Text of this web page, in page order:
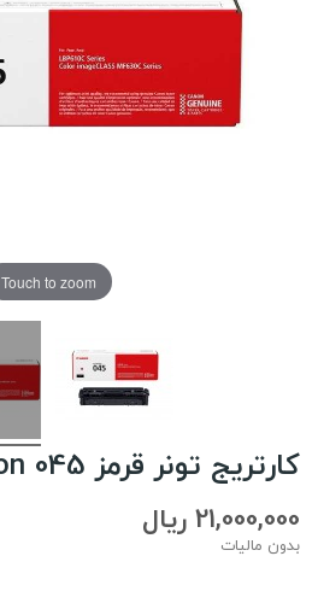
Touch to zoom
کارتریج تونر قرمز Canon 045
21,000,000 ریال
بدون مالیات